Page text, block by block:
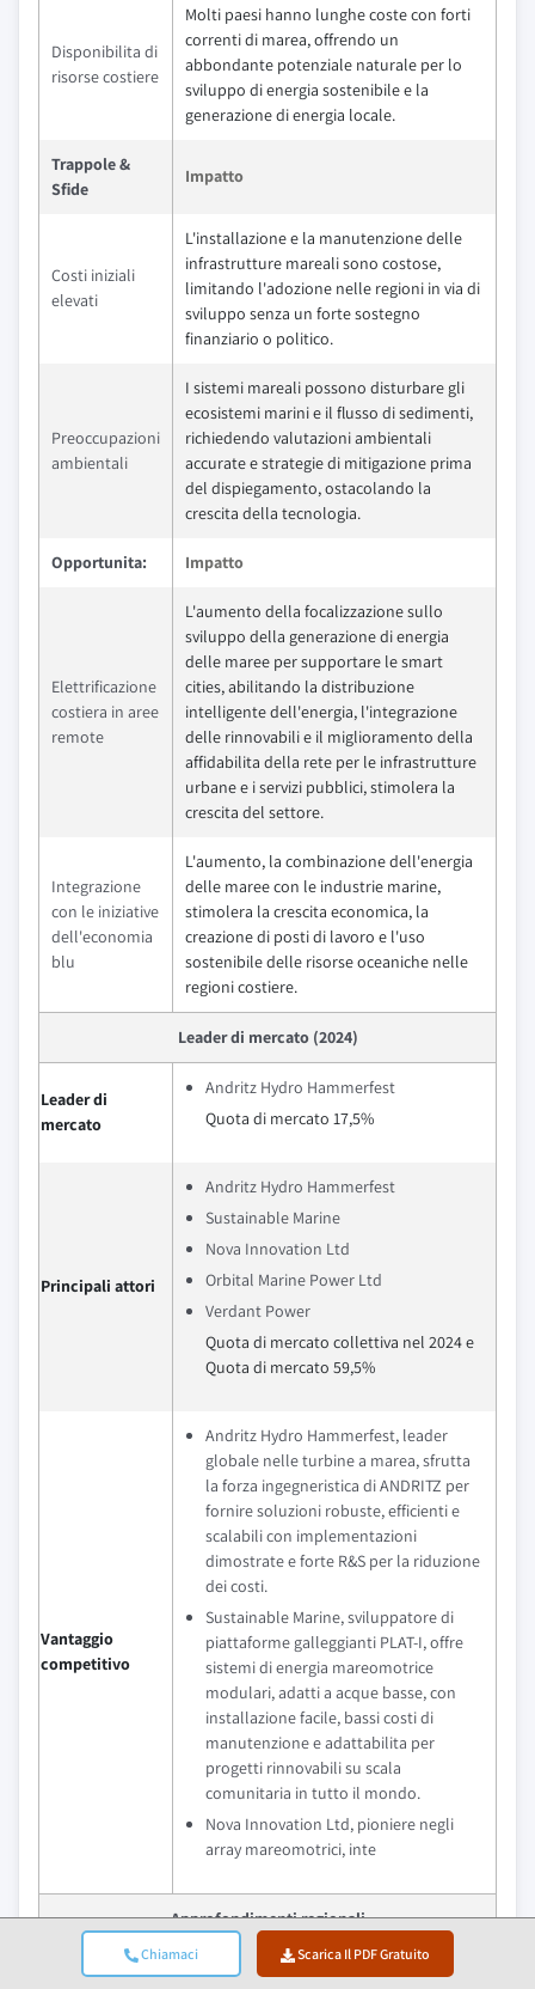
Chiamaci Scarica Il PDF Gratuito
Disponibilita di
risorse costiere
Molti paesi hanno lunghe coste con forti
correnti di marea, offrendo un
abbondante potenziale naturale per lo
sviluppo di energia sostenibile e la
generazione di energia locale.
Trappole &
Sfide
Impatto
Costi iniziali
elevati
L'installazione e la manutenzione delle
infrastrutture mareali sono costose,
limitando l'adozione nelle regioni in via di
sviluppo senza un forte sostegno
finanziario o politico.
Preoccupazioni
ambientali
I sistemi mareali possono disturbare gli
ecosistemi marini e il flusso di sedimenti,
richiedendo valutazioni ambientali
accurate e strategie di mitigazione prima
del dispiegamento, ostacolando la
crescita della tecnologia.
Opportunita: Impatto
Elettrificazione
costiera in aree
remote
L'aumento della focalizzazione sullo
sviluppo della generazione di energia
delle maree per supportare le smart
cities, abilitando la distribuzione
intelligente dell'energia, l'integrazione
delle rinnovabili e il miglioramento della
affidabilita della rete per le infrastrutture
urbane e i servizi pubblici, stimolera la
crescita del settore.
Integrazione
con le iniziative
dell'economia
blu
L'aumento, la combinazione dell'energia
delle maree con le industrie marine,
stimolera la crescita economica, la
creazione di posti di lavoro e l'uso
sostenibile delle risorse oceaniche nelle
regioni costiere.
Leader di mercato (2024)
Leader di
mercato
Andritz Hydro Hammerfest
Quota di mercato 17,5%
Principali attori
Andritz Hydro Hammerfest
Sustainable Marine
Nova Innovation Ltd
Orbital Marine Power Ltd
Verdant Power
Quota di mercato collettiva nel 2024 e
Quota di mercato 59,5%
Vantaggio
competitivo
Andritz Hydro Hammerfest, leader
globale nelle turbine a marea, sfrutta
la forza ingegneristica di ANDRITZ per
fornire soluzioni robuste, efficienti e
scalabili con implementazioni
dimostrate e forte R&S per la riduzione
dei costi.
Sustainable Marine, sviluppatore di
piattaforme galleggianti PLAT-I, offre
sistemi di energia mareomotrice
modulari, adatti a acque basse, con
installazione facile, bassi costi di
manutenzione e adattabilita per
progetti rinnovabili su scala
comunitaria in tutto il mondo.
Nova Innovation Ltd, pioniere negli
array mareomotrici, inte
Approfondimenti regionali
Mercato piu
grande
Asia Pacifico